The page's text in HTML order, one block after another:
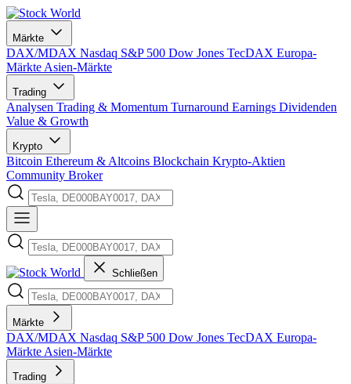
Märkte
DAX/MDAX Nasdaq S&P 500 Dow Jones TecDAX Europa-
Märkte Asien-Märkte
Trading
Analysen Trading & Momentum Turnaround Earnings Dividenden
Value & Growth
Krypto
Bitcoin Ethereum & Altcoins Blockchain Krypto-Aktien
Community Broker
Schließen
Märkte
DAX/MDAX Nasdaq S&P 500 Dow Jones TecDAX Europa-
Märkte Asien-Märkte
Trading